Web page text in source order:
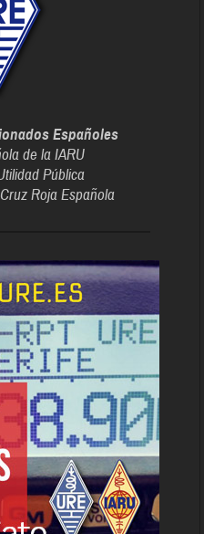
Españoles
de la IARU
Pública
Roja Española